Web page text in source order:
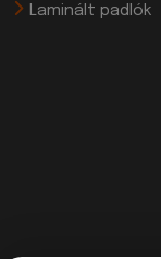
Laminált padlók